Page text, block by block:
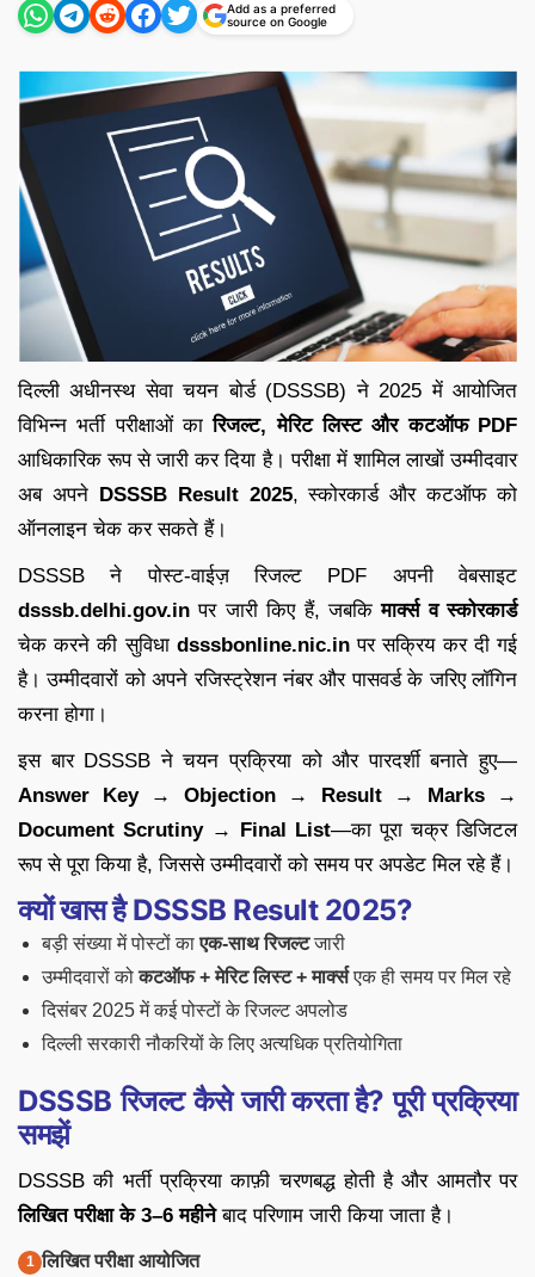
Add as a preferred
source on Google
दिल्ली अधीनस्थ सेवा चयन बोर्ड (DSSSB) ने 2025 में आयोजित
विभिन्न भर्ती परीक्षाओं कारिजल्ट, मेरिट लिस्ट और कटऑफ PDF
आधिकारिक रूप से जारी कर दिया है। परीक्षा में शामिल लाखों उम्मीदवार
अब अपने DSSSB Result 2025, स्कोरकार्ड और कटऑफ को
ऑनलाइन चेक कर सकते हैं।
DSSSB ने पोस्ट-वाईज़ रिजल्ट PDF अपनी वेबसाइट
dsssb.delhi.gov.in पर जारी किए हैं, जबकिमार्क्स व स्कोरकार्ड
चेक करने की सुविधा dsssbonline.nic.inपर सक्रिय कर दी गई
है। उम्मीदवारों को अपने रजिस्ट्रेशन नंबर और पासवर्ड के जरिए लॉगिन
करना होगा।
इस बार DSSSB ने चयन प्रक्रिया को और पारदर्शी बनाते हुए—
Answer Key → Objection → Result → Marks →
Document Scrutiny → Final List—का पूरा चक्र डिजिटल
रूप से पूरा किया है, जिससे उम्मीदवारों को समय पर अपडेट मिल रहे हैं।
क्यों खास है DSSSB Result 2025?
बड़ी संख्या में पोस्टों काएक-साथ रिजल्टजारी
उम्मीदवारों कोकटऑफ + मेरिट लिस्ट + मार्क्सएक ही समय पर मिल रहे
दिसंबर 2025 में कई पोस्टों के रिजल्ट अपलोड
दिल्ली सरकारी नौकरियों के लिए अत्यधिक प्रतियोगिता
DSSSB रिजल्ट कैसे जारी करता है? पूरी प्रक्रिया
समझें
DSSSB की भर्ती प्रक्रिया काफ़ी चरणबद्ध होती है और आमतौर पर
लिखित परीक्षा के 3–6 महीनेबाद परिणाम जारी किया जाता है।
लिखित परीक्षा आयोजित